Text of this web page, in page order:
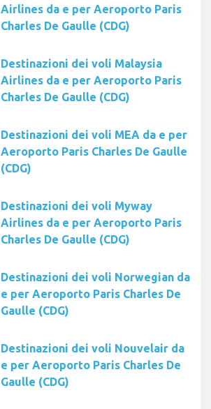
Airlines da e per Aeroporto Paris
Charles De Gaulle (CDG)
Destinazioni dei voli Malaysia
Airlines da e per Aeroporto Paris
Charles De Gaulle (CDG)
Destinazioni dei voli MEA da e per
Aeroporto Paris Charles De Gaulle
(CDG)
Destinazioni dei voli Myway
Airlines da e per Aeroporto Paris
Charles De Gaulle (CDG)
Destinazioni dei voli Norwegian da
e per Aeroporto Paris Charles De
Gaulle (CDG)
Destinazioni dei voli Nouvelair da
e per Aeroporto Paris Charles De
Gaulle (CDG)